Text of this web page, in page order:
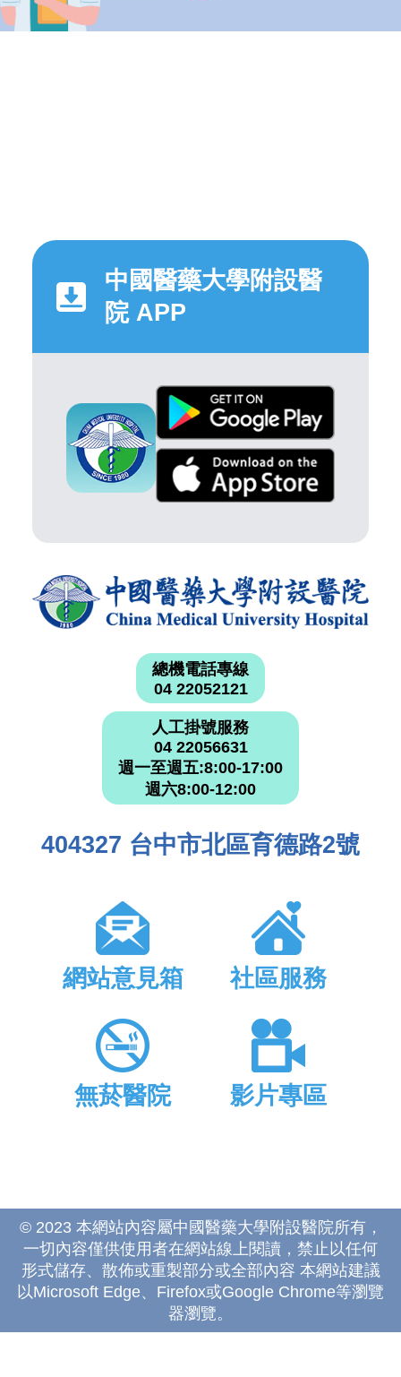
中國醫藥大學附設醫
院 APP
總機電話專線
04 22052121
人工掛號服務
04 22056631
週一至週五:8:00-17:00
週六8:00-12:00
404327 台中市北區育德路2號
網站意見箱 社區服務
無菸醫院 影片專區
© 2023 本網站內容屬中國醫藥大學附設醫院所有，
一切內容僅供使用者在網站線上閱讀，禁止以任何
形式儲存、散佈或重製部分或全部內容 本網站建議
以Microsoft Edge、Firefox或Google Chrome等瀏覽
器瀏覽。